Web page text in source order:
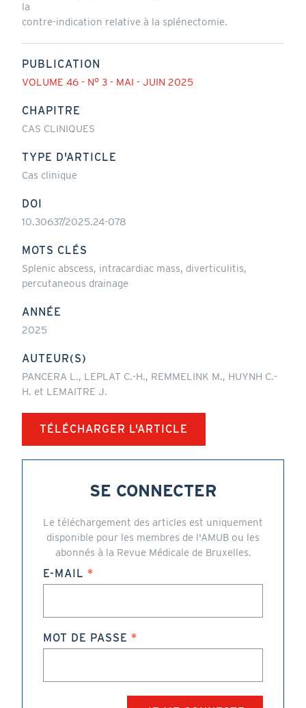
la
contre-indication relative à la splénectomie.
PUBLICATION
VOLUME 46 - N° 3 - MAI - JUIN 2025
CHAPITRE
CAS CLINIQUES
TYPE D'ARTICLE
Cas clinique
DOI
10.30637/2025.24-078
MOTS CLÉS
Splenic abscess, intracardiac mass, diverticulitis,
percutaneous drainage
ANNÉE
2025
AUTEUR(S)
PANCERA L., LEPLAT C.-H., REMMELINK M., HUYNH C.-
H. et LEMAITRE J.
TÉLÉCHARGER L'ARTICLE
SE CONNECTER
Le téléchargement des articles est uniquement
disponible pour les membres de l'AMUB ou les
abonnés à la Revue Médicale de Bruxelles.
E-MAIL
MOT DE PASSE